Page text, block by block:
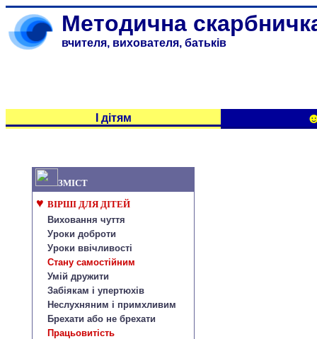
Методична
вчителя, вихователя, батьків
І дітям
ЗМІСТ
♥ ВІРШІ ДЛЯ ДІТЕЙ
Виховання чуття
Уроки доброти
Уроки ввічливості
Стану самостійним
Умій дружити
Забіякам і упертюхів
Неслухняним і примхливим
Брехати або не брехати
Працьовитість